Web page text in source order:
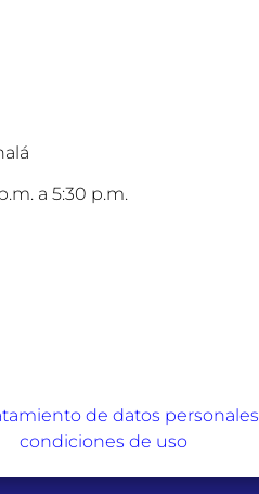
a 5:30 p.m.
de datos personales
condiciones de uso